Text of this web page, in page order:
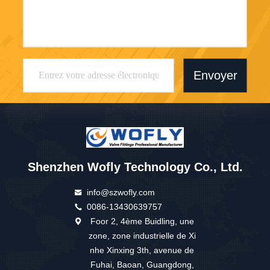
Envoyer
Shenzhen Wofly Technology Co., Ltd.
info@szwofly.com
0086-13430639757
Foor 2, 4ème Buidling, une
zone, zone industrielle de Xi
nhe Xinxing 3th, avenue de
Fuhai, Baoan, Guangdong,